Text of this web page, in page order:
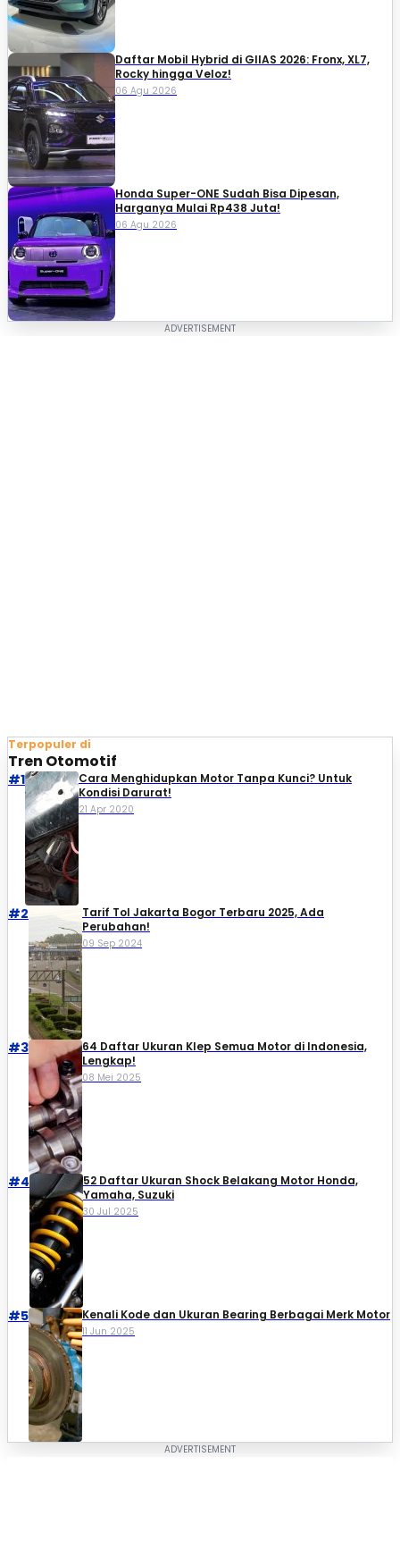
Daftar Mobil Hybrid di GIIAS 2026: Fronx, XL7,
Rocky hingga Veloz!
06 Agu 2026
Honda Super-ONE Sudah Bisa Dipesan,
Harganya Mulai Rp438 Juta!
06 Agu 2026
Terpopuler di
Tren Otomotif
#1
Cara Menghidupkan Motor Tanpa Kunci? Untuk
Kondisi Darurat!
21 Apr 2020
#2
Tarif Tol Jakarta Bogor Terbaru 2025, Ada
Perubahan!
09 Sep 2024
#3
64 Daftar Ukuran Klep Semua Motor di Indonesia,
Lengkap!
08 Mei 2025
#4
52 Daftar Ukuran Shock Belakang Motor Honda,
Yamaha, Suzuki​
30 Jul 2025
#5 Kenali Kode dan Ukuran Bearing Berbagai Merk Motor
11 Jun 2025